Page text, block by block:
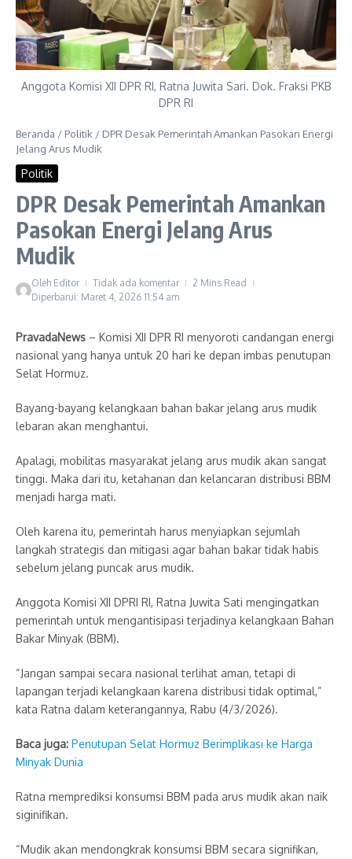
Anggota Komisi XII DPR RI, Ratna Juwita Sari. Dok. Fraksi PKB
DPR RI
Beranda / Politik / DPR Desak Pemerintah Amankan Pasokan Energi
Jelang Arus Mudik
Politik
DPR Desak Pemerintah Amankan
Pasokan Energi Jelang Arus
Mudik
Oleh Editor Tidak ada komentar
2 Mins Read
Diperbarui: Maret 4, 2026 11:54 am
PravadaNews – Komisi XII DPR RI menyoroti candangan energi
nasional yang hanya untuk 20 hari ke depan imbas penutupan
Selat Hormuz.
Bayang-bayang kelangkaan bahan bakar jelang arus mudik
lebaran akan menghantui.
Apalagi, mobilitas masyarakat jelang arus mudik akan sangat
tinggi. Maka dari itu, ketahanan dan kelancaran distribusi BBM
menjadi harga mati.
Oleh karena itu, pemerintah harus menyiapkan sejumlah
langkah strategis dan mitigasi agar bahan bakar tidak habis
sebelum jelang puncak arus mudik.
Anggota Komisi XII DPRI RI, Ratna Juwita Sati mengingatkan
pemerintah untuk mengantisipasi terjadinya kelangkaan Bahan
Bakar Minyak (BBM).
“Jangan sampai secara nasional terlihat aman, tetapi di
lapangan terjadi kelangkaan karena distribusi tidak optimal,”
kata Ratna dalam keterangannya, Rabu (4/3/2026).
Baca juga: Penutupan Selat Hormuz Berimplikasi ke Harga
Minyak Dunia
Ratna memprediksi konsumsi BBM pada arus mudik akan naik
siginifikan.
“Mudik akan mendongkrak konsumsi BBM secara signifikan,